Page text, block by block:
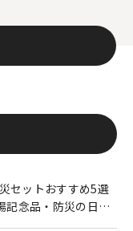
セットおすすめ5選
記念品・防災の日に